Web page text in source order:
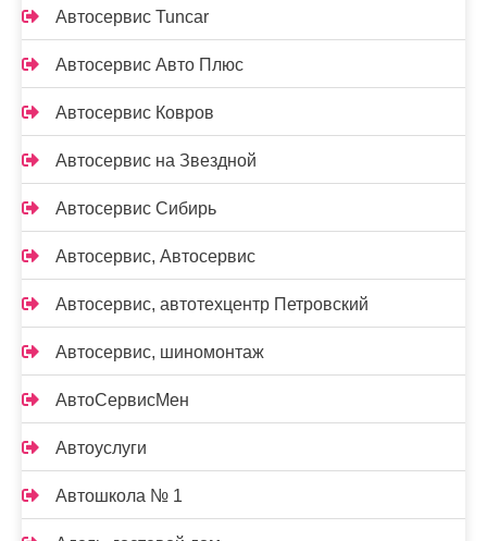
Автосервис Tuncar
Автосервис Авто Плюс
Автосервис Ковров
Автосервис на Звездной
Автосервис Сибирь
Автосервис, Автосервис
Автосервис, автотехцентр Петровский
Автосервис, шиномонтаж
АвтоСервисМен
Автоуслуги
Автошкола № 1